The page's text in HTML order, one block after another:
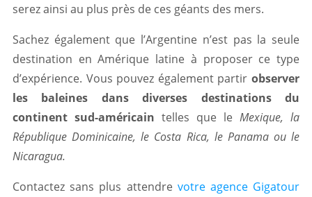
serez ainsi au plus près de ces géants des mers.
Sachez également que l’Argentine n’est pas la seule
destination en Amérique latine à proposer ce type
d’expérience. Vous pouvez également partir observer
les baleines dans diverses destinations du
continent sud-américain telles que le Mexique, la
République Dominicaine, le Costa Rica, le Panama ou le
Nicaragua.
Contactez sans plus attendre votre agence Gigatour